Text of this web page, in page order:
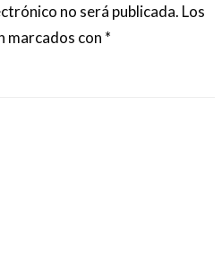
no será publicada. Los
marcados con *